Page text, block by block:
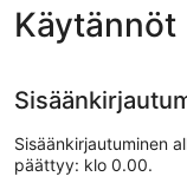
Käytännöt
Sisäänkirjautuminen
päättyy: klo 0.00.